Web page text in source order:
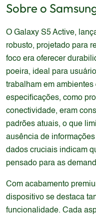
Sobre o
O Galaxy S5 Active,
robusto, projetado para
foco era oferecer
poeira, ideal para
trabalham em
especificações, como
conectividade, eram
padrões atuais, o que
ausência de
dados cruciais indicam
pensado para as
Com acabamento
dispositivo se destaca
funcionalidade. Cada